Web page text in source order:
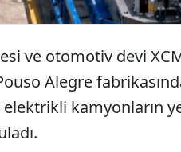
ve otomotiv devi
Alegre
elektrikli kamyonların